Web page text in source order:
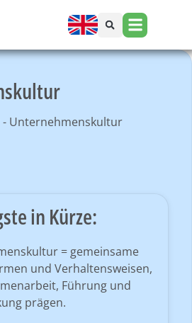
- Unternehmenskultur
in Kürze:
= gemeinsame
und Verhaltensweisen,
Führung und
prägen.